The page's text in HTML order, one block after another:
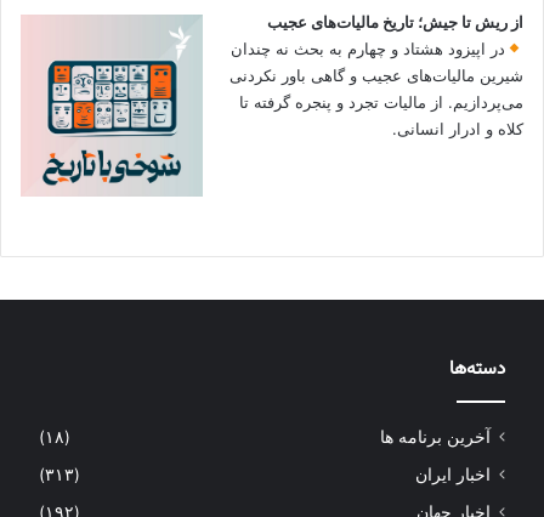
از ریش تا جیش؛ تاریخ مالیات‌های عجیب
در اپیزود هشتاد و چهارم به بحث نه چندان
شیرین مالیات‌های عجیب و گاهی باور نکردنی‌
می‌پردازیم. از مالیات تجرد و پنجره گرفته تا
کلاه و ادرار انسانی.
دسته‌ها
آخرین برنامه ها
(۱۸)
اخبار ایران
(۳۱۳)
اخبار جهان
(۱۹۲)